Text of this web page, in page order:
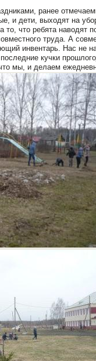
ранее
и дети, выходят на
что ребята наводят
труда. А
инвентарь. Нас не
кучки
мы, и делаем